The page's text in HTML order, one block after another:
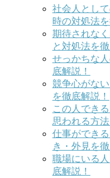
社会人とし
時の対処法を
期待されな
と対処法を徹
せっかちな
底解説！
競争心がな
を徹底解説！
この人でき
思われる方
仕事ができ
き・外見を徹
職場にいる
底解説！